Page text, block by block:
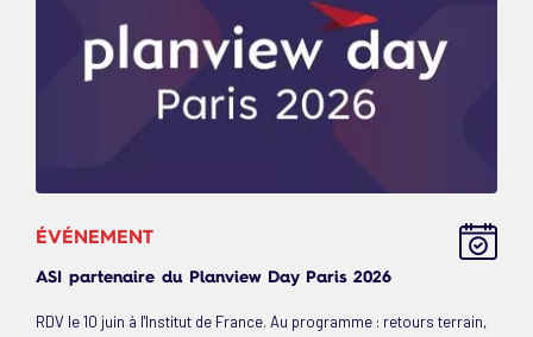
ÉVÉNEMENT
ASI partenaire du Planview Day Paris 2026
RDV le 10 juin à l'Institut de France. Au programme : retours terrain,